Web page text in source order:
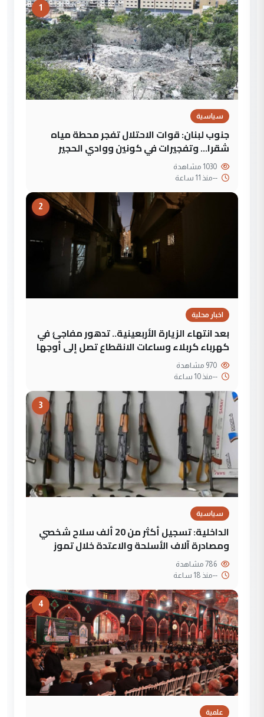
1
سياسية
جنوب لبنان: قوات الاحتلال تفجر محطة مياه
شقرا… وتفجيرات في كونين ووادي الحجير
--منذ 11 ساعة
2
اخبار محلية
بعد انتهاء الزيارة الأربعينية.. تدهور مفاجئ في
كهرباء كربلاء وساعات الانقطاع تصل إلى أوجها
--منذ 10 ساعة
3
سياسية
الداخلية: تسجيل أكثر من 20 ألف سلاح شخصي
ومصادرة آلاف الأسلحة والاعتدة خلال تموز
--منذ 18 ساعة
4
علمية